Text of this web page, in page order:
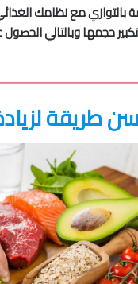
بالتوازي مع نظامك
حجمها وبالتالي
طريقة